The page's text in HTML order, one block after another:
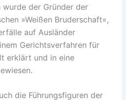
der Gründer der
»Weißen Bruderschaft«,
auf Ausländer
Gerichtsverfahren für
erklärt und in eine
die Führungsfiguren der